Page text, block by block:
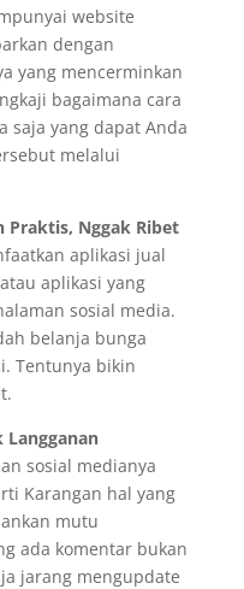
website
dengan
yang mencerminkan
bagaimana cara
saja yang dapat Anda
melalui
Praktis, Nggak Ribet
aplikasi jual
aplikasi yang
sosial media.
belanja bunga
Tentunya bikin
Langganan
sosial medianya
Karangan hal yang
mutu
ada komentar bukan
jarang mengupdate